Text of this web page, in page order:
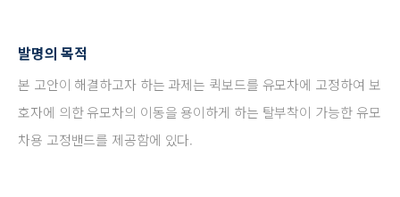
발명의 목적
본 고안이 해결하고자 하는 과제는 퀵보드를 유모차에 고정하여 보
호자에 의한 유모차의 이동을 용이하게 하는 탈부착이 가능한 유모
차용 고정밴드를 제공함에 있다.